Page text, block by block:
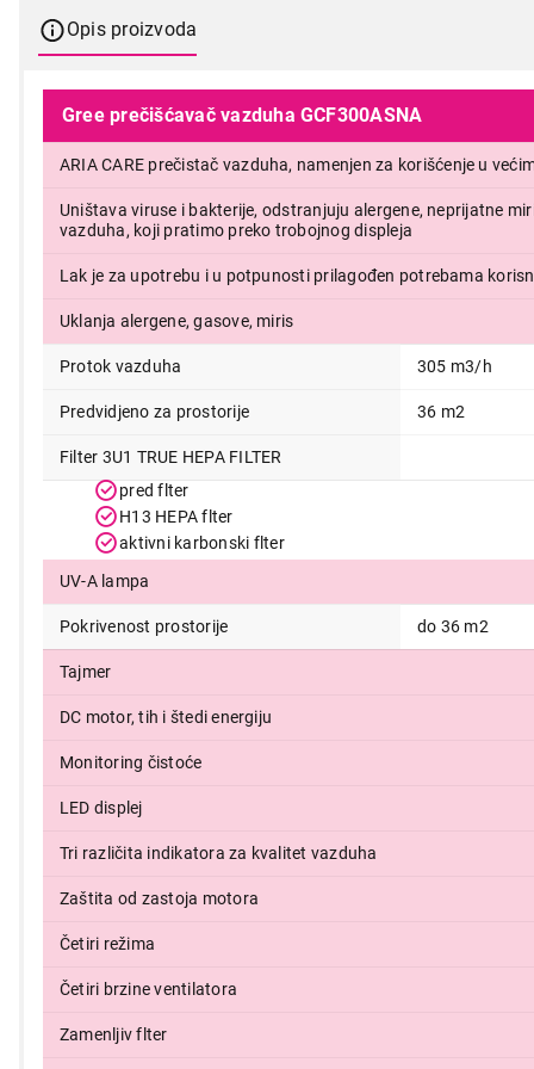
Opis proizvoda
Gree prečišćavač vazduha GCF300ASNA
ARIA CARE prečistač vazduha, namenjen za korišćenje u
Uništava viruse i bakterije, odstranjuju alergene, neprijatne
vazduha, koji pratimo preko trobojnog displeja
Lak je za upotrebu i u potpunosti prilagođen potrebama
Uklanja alergene, gasove, miris
Protok vazduha 305 m3/h
Predvidjeno za prostorije 36 m2
Filter 3U1 TRUE HEPA FILTER
pred flter
H13 HEPA flter
aktivni karbonski flter
UV-A lampa
Pokrivenost prostorije do 36 m2
Tajmer
DC motor, tih i štedi energiju
Monitoring čistoće
LED displej
Tri različita indikatora za kvalitet vazduha
Zaštita od zastoja motora
Četiri režima
Četiri brzine ventilatora
Zamenljiv flter